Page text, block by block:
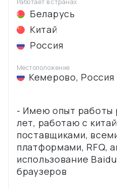
Работает в странах
Беларусь
Китай
Россия
Местоположение
Кемерово, Россия
- Имею опыт работы
лет, работаю с
поставщиками,
платформами, RFQ,
использование
браузеров